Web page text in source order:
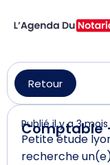
Retour
Comptable
Publié il y a 3 mois
Petite étude
recherche